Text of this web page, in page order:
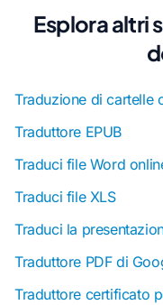
Esplora altri
Traduzione di cartelle
Traduttore EPUB
Traduci file Word
Traduci file XLS
Traduci la
Traduttore PDF di
Traduttore certificato